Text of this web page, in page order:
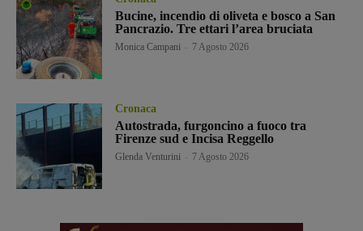
Bucine, incendio di oliveta e bosco a San
Pancrazio. Tre ettari l’area bruciata
Monica Campani 7 Agosto 2026
Cronaca
Autostrada, furgoncino a fuoco tra
Firenze sud e Incisa Reggello
Glenda Venturini 7 Agosto 2026